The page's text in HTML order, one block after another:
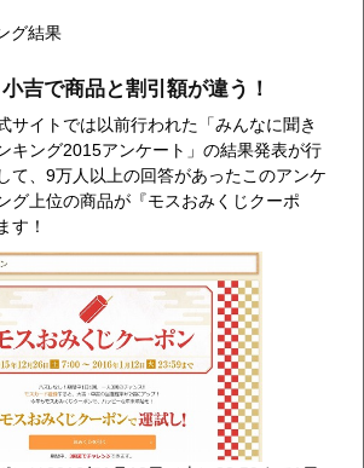
吉で商品と割引額が違う！
サイトでは以前行われた「みんなに聞き
キング2015アンケート」の結果発表が行
て、9万人以上の回答があったこのアンケ
グ上位の商品が『モスおみくじクーポ
す！